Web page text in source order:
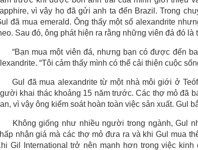
vì vậy họ đã gửi anh ta đến Brazil. Trong
đã mua emerald. Ông thấy một số alexandrite
Sau đó, ông phát hiện ra rằng những viên đá đó là
“Bạn mua một viên đá, nhưng bạn có được đến
“Tôi cảm thấy mình có thể cải thiện cuộc
Gul đã mua alexandrite từ một nhà môi giới ở
khai thác khoảng 15 năm trước. Các thợ mỏ đã
vì vậy ông kiểm soát hoàn toàn việc sản xuất. Gul
Không giống như nhiều người trong ngành, Gul
nhận giá mà các thợ mỏ đưa ra và khi Gul mua
Gil International trở nên mạnh hơn trong việc